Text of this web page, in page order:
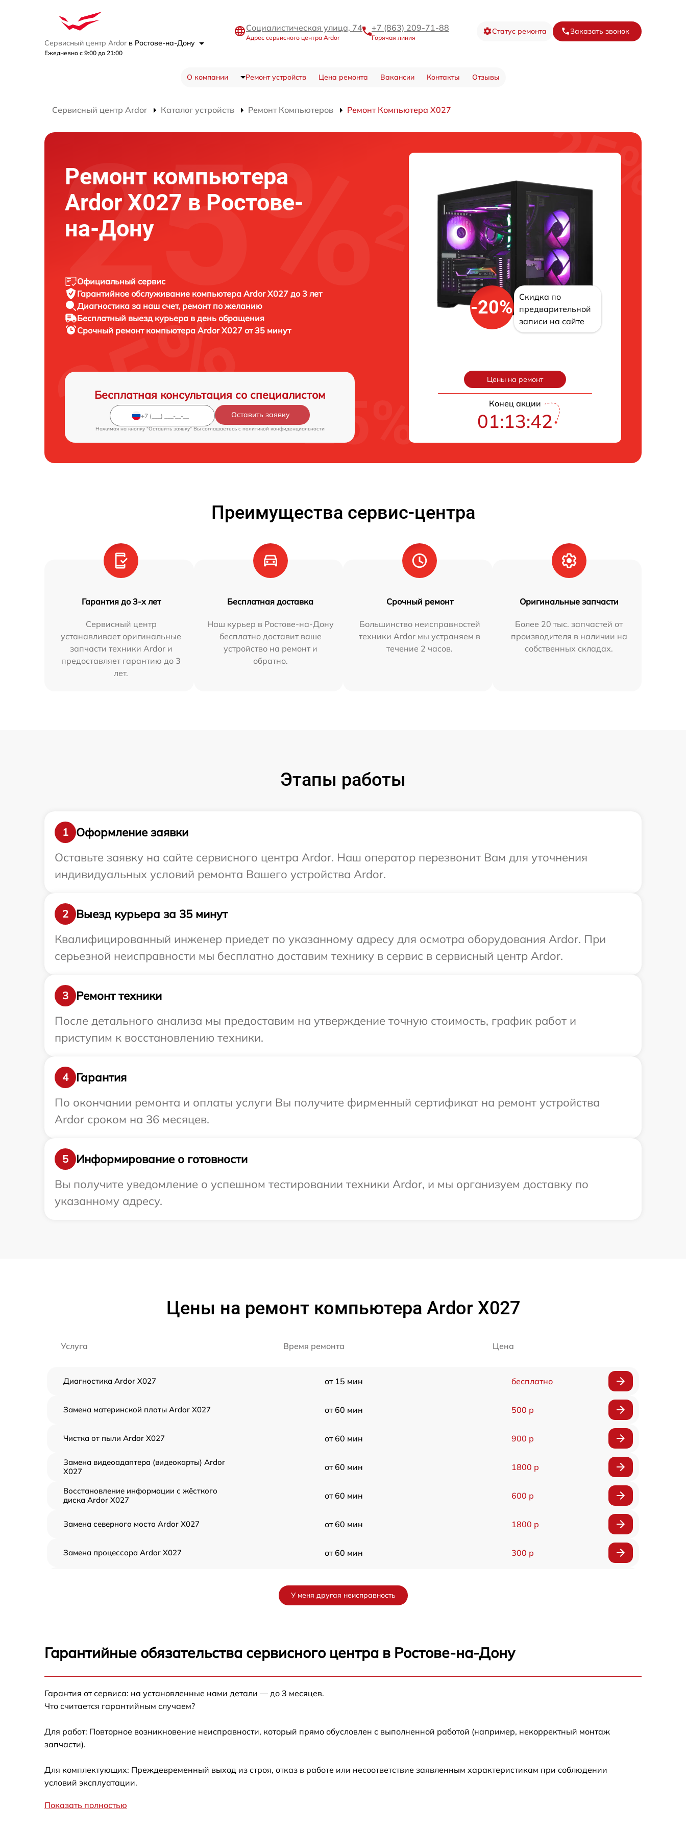
Сервисный центр Ardor в Ростове-на-Дону
Ежедневно с 9:00 до 21:00
Социалистическая улица, 74
Адрес сервисного центра Ardor
+7 (863) 209-71-88
Горячая линия
Статус ремонта Заказать звонок
О компании Ремонт устройств Цена ремонта Вакансии Контакты Отзывы
Сервисный центр Ardor Каталог устройств Ремонт Компьютеров Ремонт Компьютера X027
Ремонт компьютера
Ardor X027 в Ростове-
на-Дону
Официальный сервис
Гарантийное обслуживание компьютера Ardor X027 до 3 лет
Диагностика за наш счет, ремонт по желанию
Бесплатный выезд курьера в день обращения
Срочный ремонт компьютера Ardor X027 от 35 минут
Бесплатная консультация со специалистом
Оставить заявку
Нажимая на кнопку "Оставить заявку" Вы соглашаетесь c политикой конфиденциальности
-20%
Скидка по
предварительной
записи на сайте
Цены на ремонт
Конец акции
01:13:41
Преимущества сервис-центра
Гарантия до 3-х лет
Сервисный центр
устанавливает оригинальные
запчасти техники Ardor и
предоставляет гарантию до 3
лет.
Бесплатная доставка
Наш курьер в Ростове-на-Дону
бесплатно доставит ваше
устройство на ремонт и
обратно.
Срочный ремонт
Большинство неисправностей
техники Ardor мы устраняем в
течение 2 часов.
Оригинальные запчасти
Более 20 тыс. запчастей от
производителя в наличии на
собственных складах.
Этапы работы
1
Оформление заявки
Оставьте заявку на сайте сервисного центра Ardor. Наш оператор перезвонит Вам для уточнения
индивидуальных условий ремонта Вашего устройства Ardor.
2
Выезд курьера за 35 минут
Квалифицированный инженер приедет по указанному адресу для осмотра оборудования Ardor. При
серьезной неисправности мы бесплатно доставим технику в сервис в сервисный центр Ardor.
3
Ремонт техники
После детального анализа мы предоставим на утверждение точную стоимость, график работ и
приступим к восстановлению техники.
4
Гарантия
По окончании ремонта и оплаты услуги Вы получите фирменный сертификат на ремонт устройства
Ardor сроком на 36 месяцев.
5
Информирование о готовности
Вы получите уведомление о успешном тестировании техники Ardor, и мы организуем доставку по
указанному адресу.
Цены на ремонт компьютера Ardor X027
Услуга Время ремонта Цена
Диагностика Ardor X027 от 15 мин бесплатно
Замена материнской платы Ardor X027 от 60 мин 500 р
Чистка от пыли Ardor X027 от 60 мин 900 р
Замена видеоадаптера (видеокарты) Ardor
X027
от 60 мин 1800 р
Восстановление информации с жёсткого
диска Ardor X027
от 60 мин 600 р
Замена северного моста Ardor X027 от 60 мин 1800 р
Замена процессора Ardor X027 от 60 мин 300 р
Замена звуковой платы Ardor X027
У меня другая неисправность
Гарантийные обязательства сервисного центра в Ростове-на-Дону
Гарантия от сервиса: на установленные нами детали — до 3 месяцев.
Что считается гарантийным случаем?
Для работ: Повторное возникновение неисправности, который прямо обусловлен с выполненной работой (например, некорректный монтаж
запчасти).
Для комплектующих: Преждевременный выход из строя, отказ в работе или несоответствие заявленным характеристикам при соблюдении
условий эксплуатации.
Показать полностью